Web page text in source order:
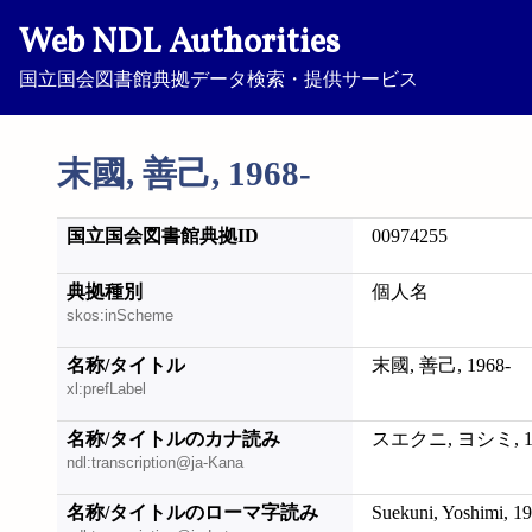
Web NDL Authorities
国立国会図書館典拠データ検索・提供サービス
末國, 善己, 1968-
国立国会図書館典拠ID 00974255
典拠種別
skos:inScheme
個人名
名称/タイトル
xl:prefLabel
末國, 善己, 1968-
名称/タイトルのカナ読み
ndl:transcription@ja-Kana
スエクニ, ヨシミ,
名称/タイトルのローマ字読み Suekuni, Yoshimi,